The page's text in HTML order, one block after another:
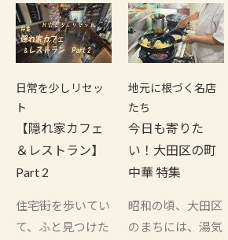
日常を少しリセッ
ト
【隠れ家カフェ
＆レストラン】
Part 2
住宅街を歩いてい
て、ふと見つけた
地元に根づく名店
たち
今日も寄りた
い！大田区の町
中華 特集
昭和の頃、大田区
のまちには、湯気